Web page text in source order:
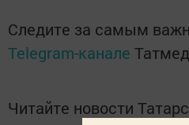
Следите за самым
Telegram-канале
Читайте новости